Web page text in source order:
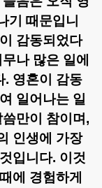
기 때문입니
감동되었다
나 많은 일에
. 영혼이 감동
일어나는 일
만이 참이며 ,
인생에 가장
입니다. 이것
에 경험하게